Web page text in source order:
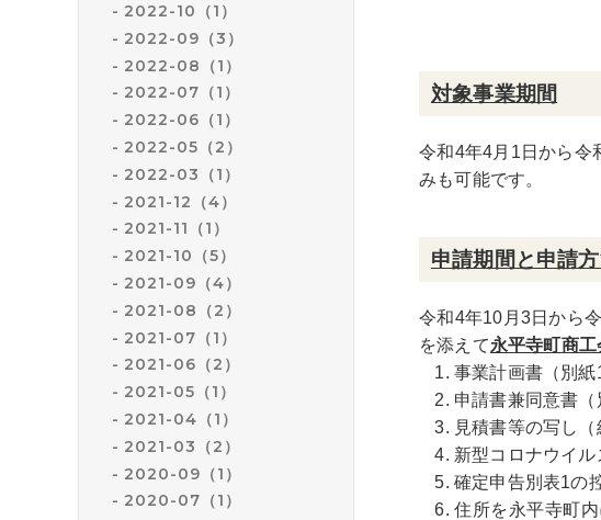
2022-10（1）
2022-09（3）
2022-08（1）
2022-07（1）
2022-06（1）
2022-05（2）
2022-03（1）
2021-12（4）
2021-11（1）
2021-10（5）
2021-09（4）
2021-08（2）
2021-07（1）
2021-06（2）
2021-05（1）
2021-04（1）
2021-03（2）
2020-09（1）
2020-07（1）
対象事業期間
令和4年4月1日から令
みも可能です。
申請期間と申請
令和4年10月3日から
を添えて永平寺町商
事業計画書（別紙1
申請書兼同意書（
見積書等の写し（
新型コロナウイ
確定申告別表1の
住所を永平寺町